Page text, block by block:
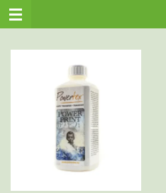
Ga
direct